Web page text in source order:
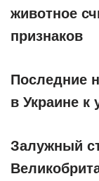
животное
признаков
Последние
в Украине к
Залужный